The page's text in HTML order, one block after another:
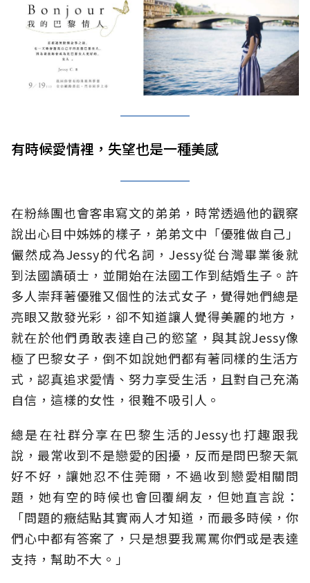
有時候愛情裡，失望也是一種美感
在粉絲團也會客串寫文的弟弟，時常透過他的觀察
說出心目中姊姊的樣子，弟弟文中「優雅做自己」
儼然成為Jessy的代名詞，Jessy從台灣畢業後就
到法國讀碩士，並開始在法國工作到結婚生子。許
多人崇拜著優雅又個性的法式女子，覺得她們總是
亮眼又散發光彩，卻不知道讓人覺得美麗的地方，
就在於他們勇敢表達自己的慾望，與其說Jessy像
極了巴黎女子，倒不如說她們都有著同樣的生活方
式，認真追求愛情、努力享受生活，且對自己充滿
自信，這樣的女性，很難不吸引人。
總是在社群分享在巴黎生活的Jessy也打趣跟我
說，最常收到不是戀愛的困擾，反而是問巴黎天氣
好不好，讓她忍不住莞爾，不過收到戀愛相關問
題，她有空的時候也會回覆網友，但她直言說：
「問題的癥結點其實兩人才知道，而最多時候，你
們心中都有答案了，只是想要我罵罵你們或是表達
支持，幫助不大。」